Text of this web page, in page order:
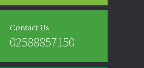
মেডিকেল কলেজ।
Contact Us
02588857150